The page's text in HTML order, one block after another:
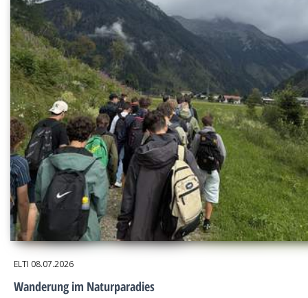
ELTI 08.07.2026
Wanderung im Naturparadies